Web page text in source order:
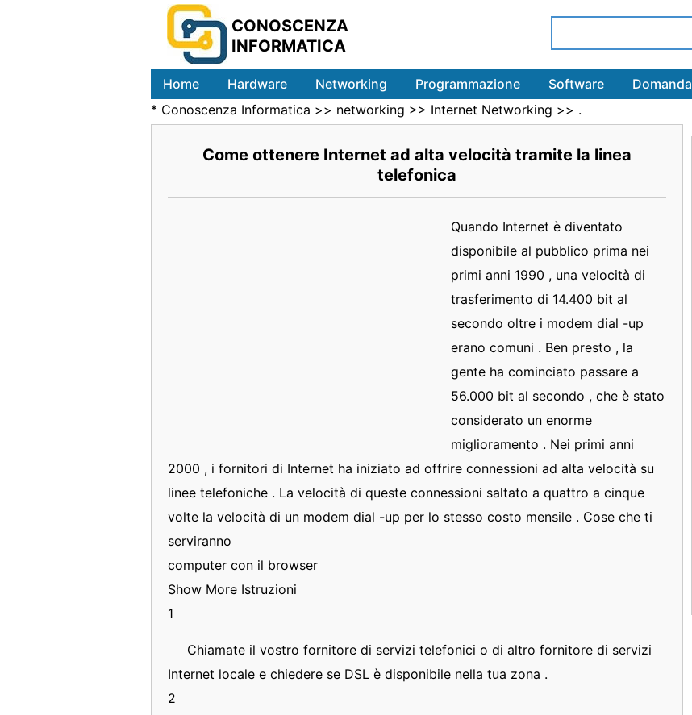
CONOSCENZA
INFORMATICA
Home Hardware Networking Programmazione Software Domanda
* Conoscenza Informatica >> networking >> Internet Networking >> .
Come ottenere Internet ad alta velocità tramite la linea
telefonica
Quando Internet è diventato
disponibile al pubblico prima nei
primi anni 1990 , una velocità di
trasferimento di 14.400 bit al
secondo oltre i modem dial -up
erano comuni . Ben presto , la
gente ha cominciato passare a
56.000 bit al secondo , che è stato
considerato un enorme
miglioramento . Nei primi anni
2000 , i fornitori di Internet ha iniziato ad offrire connessioni ad alta velocità su
linee telefoniche . La velocità di queste connessioni saltato a quattro a cinque
volte la velocità di un modem dial -up per lo stesso costo mensile . Cose che ti
serviranno
computer con il browser
Show More Istruzioni
1
Chiamate il vostro fornitore di servizi telefonici o di altro fornitore di servizi
Internet locale e chiedere se DSL è disponibile nella tua zona .
2